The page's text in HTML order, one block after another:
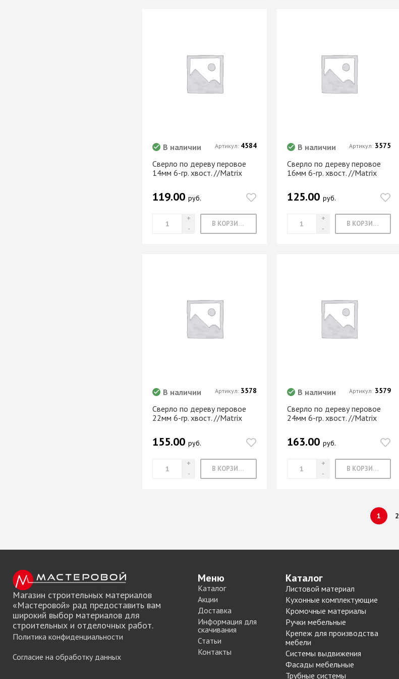
вентиляционные
Клей-расплав
Сверло по дереву перовое
14мм 6-гр. хвост. //Matrix
В наличии
119.00 руб.
В КОРЗИНУ
Артикул: 4584
Сверло по дереву перовое
16мм 6-гр. хвост. //Matrix
В наличии
125.00 руб.
В КОРЗИНУ
Артикул: 3575
Сверло по дереву перовое
22мм 6-гр. хвост. //Matrix
В наличии
155.00 руб.
В КОРЗИНУ
Артикул: 3578
Сверло по дереву перовое
24мм 6-гр. хвост. //Matrix
В наличии
163.00 руб.
В КОРЗИНУ
Артикул: 3579
1 2
Магазин строительных материалов
«Мастеровой» рад предоставить вам
широкий выбор материалов для
строительных и отделочных работ.
Политика конфиденциальности
Согласие на обработку данных
Меню
Каталог
Акции
Доставка
Информация для
скачивания
Статьи
Контакты
Каталог
Листовой материал
Кухонные комплектующие
Кромочные материалы
Ручки мебельные
Крепеж для производства
мебели
Системы выдвижения
Фасады мебельные
Трубные системы